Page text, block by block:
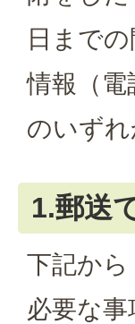
日まで
情報（
のいず
1.郵送
下記から
必要な